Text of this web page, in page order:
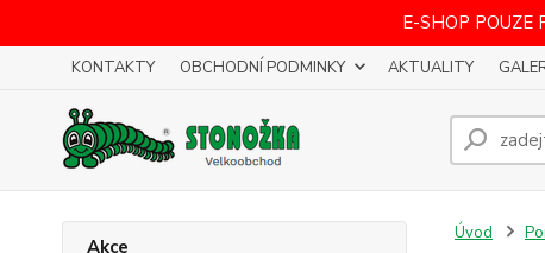
E-SHOP POUZE
KONTAKTY OBCHODNÍ PODMINKY AKTUALITY
Akce
Úvod